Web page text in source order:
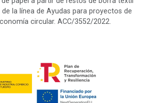
de la línea de Ayudas para proyectos de
circular. ACC/3552/2022.